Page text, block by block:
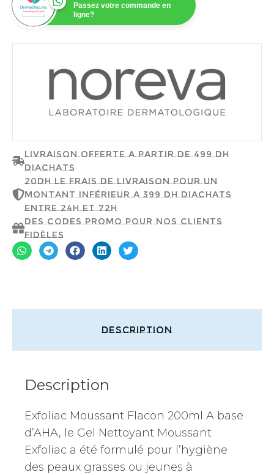
Passez votre commande en
ligne?
NOREVA
Livraison offerte a partir de 499 dh
d'achats
20dh le frais de livraison pour un
montant inférieur a 399 dh d'achats
entre 24h et 72h
Des codes promo pour nos clients
fidèles
Description
Description
Exfoliac Moussant Flacon 200ml A base
d’AHA, le Gel Nettoyant Moussant
Exfoliac a été formulé pour l’hygiène
des peaux grasses ou jeunes à